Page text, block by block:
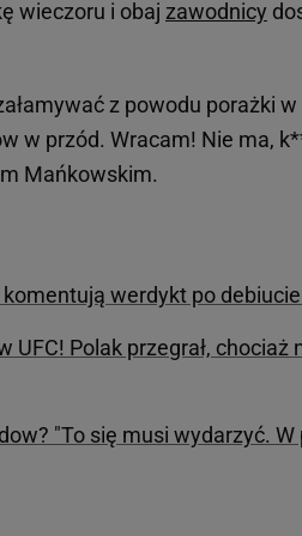
wieczoru i obaj zawodnicy
z powodu porażki
w przód. Wracam! Nie ma,
Mańkowskim.
werdykt po
UFC! Polak przegrał, chociaż
"To się musi wydarzyć.